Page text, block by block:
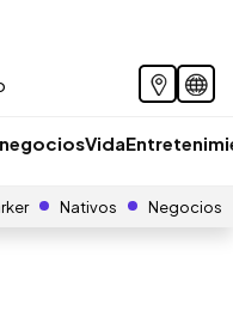
Vida
Nativos Negocios